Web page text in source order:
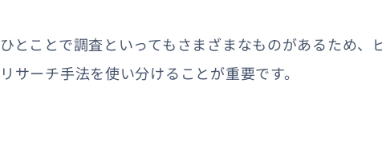
ひとことで調査といってもさまざまなものがあるため
リサーチ手法を使い分けることが重要です。